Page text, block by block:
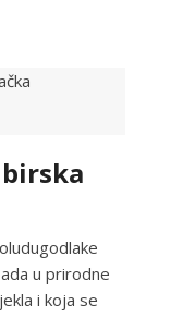
u prirodne
i koja se